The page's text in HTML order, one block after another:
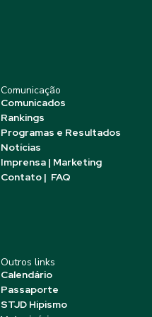
Comunicação
Comunicados
Rankings
Programas e Resultados
Notícias
Imprensa | Marketing
Contato | FAQ
Outros links
Calendário
Passaporte
STJD Hipismo